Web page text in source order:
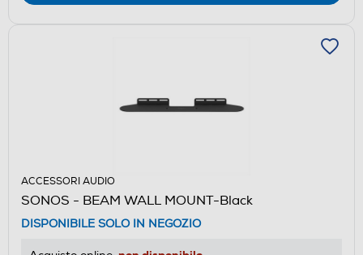
ACCESSORI AUDIO
SONOS - BEAM WALL MOUNT-Black
DISPONIBILE SOLO IN NEGOZIO